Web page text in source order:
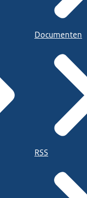
Documenten
RSS